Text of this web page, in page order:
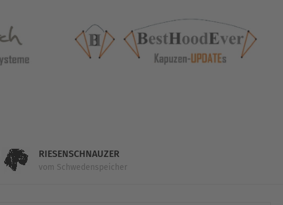
RIESENSCHNAUZER
vom Schwedenspeicher